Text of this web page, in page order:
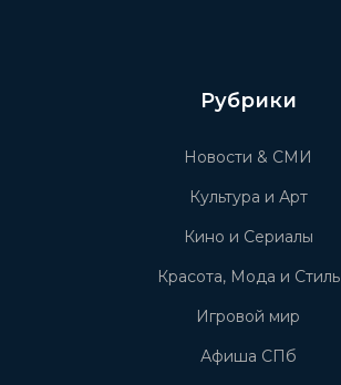
Рубрики
Новости & СМИ
Культура и Арт
Кино и Сериалы
Красота, Мода и Стиль
Игровой мир
Афиша СПб